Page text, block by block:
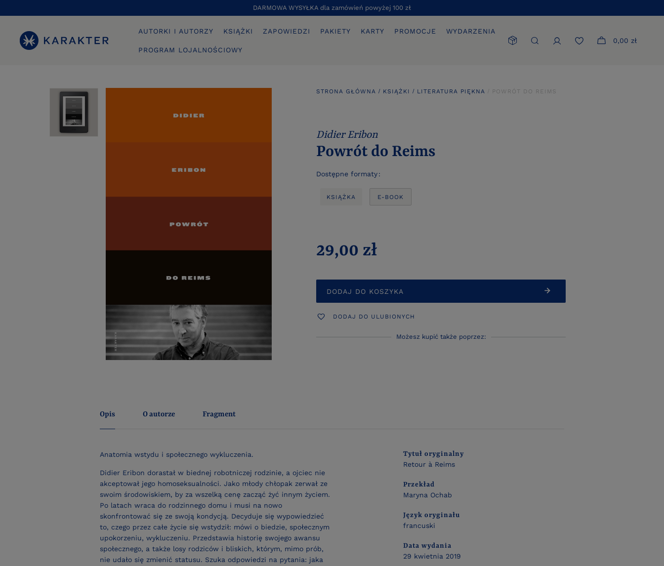
DARMOWA WYSYŁKA dla zamówień powyżej 100 zł
0,00 zł
AUTORKI I AUTORZY KSIĄŻKI ZAPOWIEDZI PAKIETY KARTY PROMOCJE WYDARZENIA
PROGRAM LOJALNOŚCIOWY
STRONA GŁÓWNA KSIĄŻKI LITERATURA PIĘKNA POWRÓT DO REIMS
Didier Eribon
Powrót do Reims
Dostępne formaty
KSIĄŻKA E-BOOK
29,00 zł
DODAJ DO KOSZYKA
DODAJ DO ULUBIONYCH
Możesz kupić także poprzez:
Opis O autorze Fragment
Anatomia wstydu i społecznego wykluczenia.
Didier Eribon dorastał w biednej robotniczej rodzinie, a ojciec nie
akceptował jego homoseksualności. Jako młody chłopak zerwał ze
swoim środowiskiem, by za wszelką cenę zacząć żyć innym życiem.
Po latach wraca do rodzinnego domu i musi na nowo
skonfrontować się ze swoją kondycją. Decyduje się wypowiedzieć
to, czego przez całe życie się wstydził: mówi o biedzie, społecznym
upokorzeniu, wykluczeniu. Przedstawia historię swojego awansu
społecznego, a także losy rodziców i bliskich, którym, mimo prób,
nie udało się zmienić statusu. Szuka odpowiedzi na pytania: jaka
Tytuł oryginalny
Retour à Reims
Przekład
Maryna Ochab
Język oryginału
francuski
Data wydania
29 kwietnia 2019